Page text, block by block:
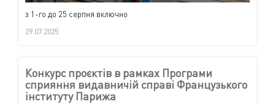
з 1-го до 25 серпня включно
29.07.2025
Конкурс проєктів в рамках Програми
сприяння видавничій справі Французького
інституту Парижа